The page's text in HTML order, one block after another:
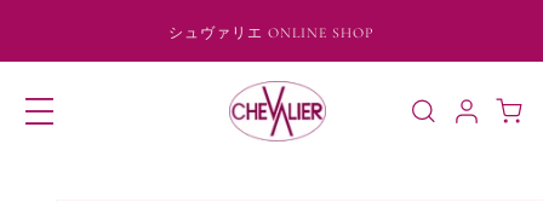
シュヴァリエ ONLINE SHOP
ロ
グ
イ
ー